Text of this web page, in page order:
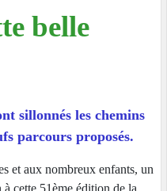
belle
sillonnés les chemins
parcours proposés.
et aux nombreux enfants, un
cette 51ème édition de la